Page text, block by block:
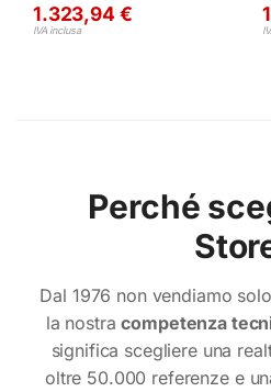
1.323,94 €
IVA inclusa
Perché
Dal 1976 non vendiamo
la nostracompetenza
significa scegliere una
oltre 50.000 referenze e